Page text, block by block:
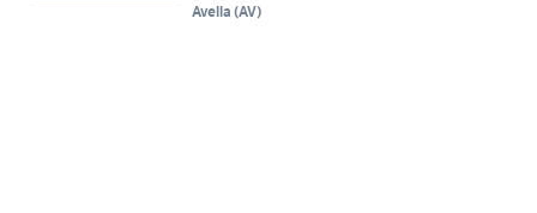
Avella (AV)